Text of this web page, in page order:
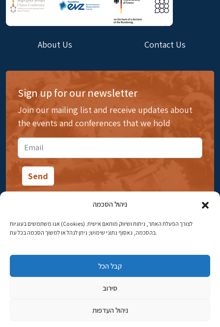
ניהול הסכמה
אנו משתמשים בעוגיות (Cookies) לצורך הפעלת האתר, ניתוח ושיווק מותאם אישית.
בהסכמה, נאסוף נתוני שימוש; ניתן לנהל או למשוך הסכמה בכל עת.
קבל הכל
סירוב
ניהול העדפות
About Us Contact Us
Sign up for our newsletter
Join our mailing list and receive updates about
the events and conferences that we hold
14 Ibn Gabirol Street, Rehavia, Jerusalem
najww2@ybz.org.il